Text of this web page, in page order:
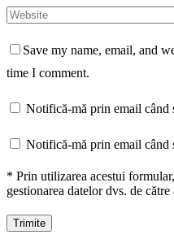
Save my name, email, and
time I comment.
Notifică-mă prin email când
Notifică-mă prin email când
* Prin utilizarea acestui
gestionarea datelor dvs. de către